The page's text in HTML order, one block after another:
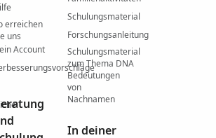
erreichen
uns
Account
Schulungsmaterial
Forschungsanleitung
Schulungsmaterial
zum Thema DNA
Bedeutungen
von
Nachnamen
In deiner